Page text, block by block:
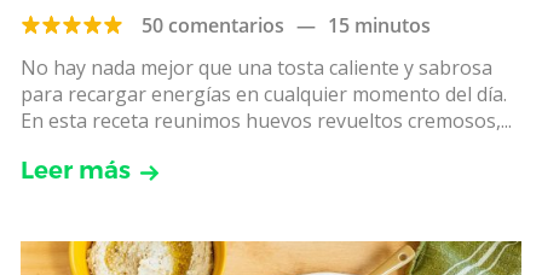
50 comentarios — 15 minutos
No hay nada mejor que una tosta caliente y sabrosa
para recargar energías en cualquier momento del día.
En esta receta reunimos huevos revueltos cremosos,...
Leer más